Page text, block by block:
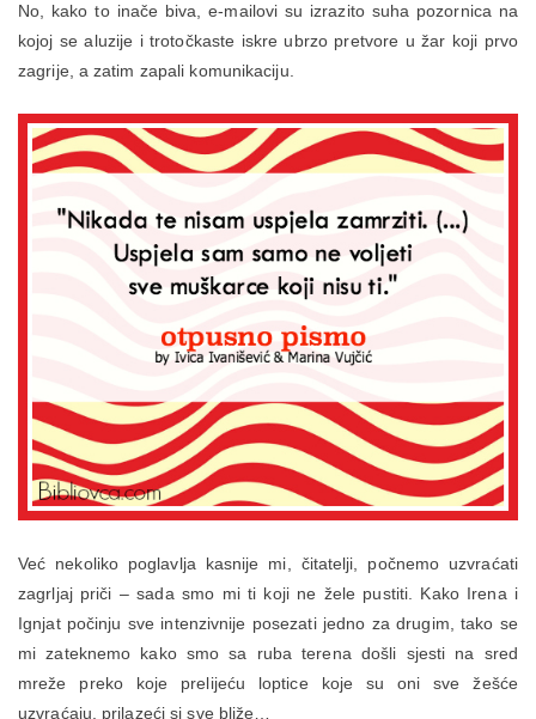
No, kako to inače biva, e-mailovi su izrazito suha pozornica na
kojoj se aluzije i trotočkaste iskre ubrzo pretvore u žar koji prvo
zagrije, a zatim zapali komunikaciju.
Već nekoliko poglavlja kasnije mi, čitatelji, počnemo uzvraćati
zagrljaj priči – sada smo mi ti koji ne žele pustiti. Kako Irena i
Ignjat počinju sve intenzivnije posezati jedno za drugim, tako se
mi zateknemo kako smo sa ruba terena došli sjesti na sred
mreže preko koje prelijeću loptice koje su oni sve žešće
uzvraćaju, prilazeći si sve bliže…